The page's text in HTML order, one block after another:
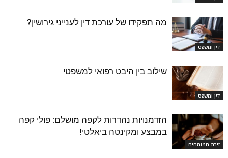
דין ומשפט
מה תפקידו של עורכת דין לענייני גירושין?
דין ומשפט
שילוב בין היבט רפואי למשפטי
זירת המומחים
הזדמנויות נהדרות לקפה מושלם: פולי קפה
במבצע ומקינטה ביאלטי!